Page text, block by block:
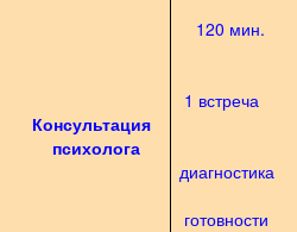
Консультация
психолога
120 мин.
1 встреча
диагностика
готовности